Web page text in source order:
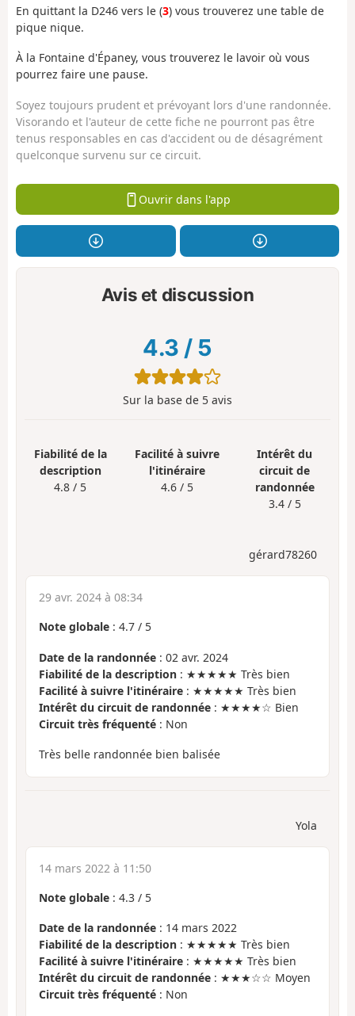
En quittant la D246 vers le (3) vous trouverez une table de
pique nique.
À la Fontaine d'Épaney, vous trouverez le lavoir où vous
pourrez faire une pause.
Soyez toujours prudent et prévoyant lors d'une randonnée.
Visorando et l'auteur de cette fiche ne pourront pas être
tenus responsables en cas d'accident ou de désagrément
quelconque survenu sur ce circuit.
Ouvrir dans l'app
Avis et discussion
4.3 / 5
Sur la base de 5 avis
Fiabilité de la
description
4.8 / 5
Facilité à suivre
l'itinéraire
4.6 / 5
Intérêt du
circuit de
randonnée
3.4 / 5
gérard78260
29 avr. 2024 à 08:34
Note globale : 4.7 / 5
Date de la randonnée : 02 avr. 2024
Fiabilité de la description : ★★★★★ Très bien
Facilité à suivre l'itinéraire : ★★★★★ Très bien
Intérêt du circuit de randonnée : ★★★★☆ Bien
Circuit très fréquenté : Non
Très belle randonnée bien balisée
Yola
14 mars 2022 à 11:50
Note globale : 4.3 / 5
Date de la randonnée : 14 mars 2022
Fiabilité de la description : ★★★★★ Très bien
Facilité à suivre l'itinéraire : ★★★★★ Très bien
Intérêt du circuit de randonnée : ★★★☆☆ Moyen
Circuit très fréquenté : Non